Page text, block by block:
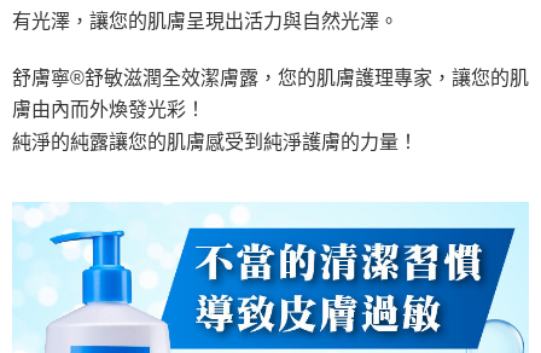
任。
４．使用「AFTEE先享後付」時，將依據個別帳號之用戶狀況，依本公司即
請求用戶進行身份認證。
５．嚴禁一人註冊多個帳號或使用他人資訊註冊。若發現惡意使用之情形，
恩沛科技股份有限公司將有權停止該用戶之使用額度並採取法律行動。
每筆NT$120，滿NT$1,500(含以上)免運費
有光澤 ， 讓您的肌膚呈現出活力與自然光澤。
舒膚寧®舒敏滋潤全效潔膚露，您的肌膚護理專家，讓您的肌
膚由內而外煥發光彩！
純淨的純露讓您的肌膚感受到純淨護膚的力量！